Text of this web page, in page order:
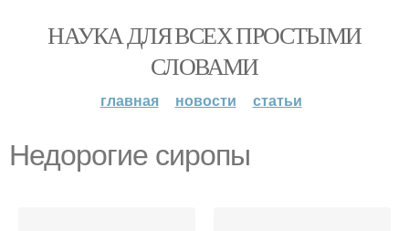
НАУКА ДЛЯ ВСЕХ ПРОСТЫМИ
СЛОВАМИ
главная новости статьи
Недорогие сиропы